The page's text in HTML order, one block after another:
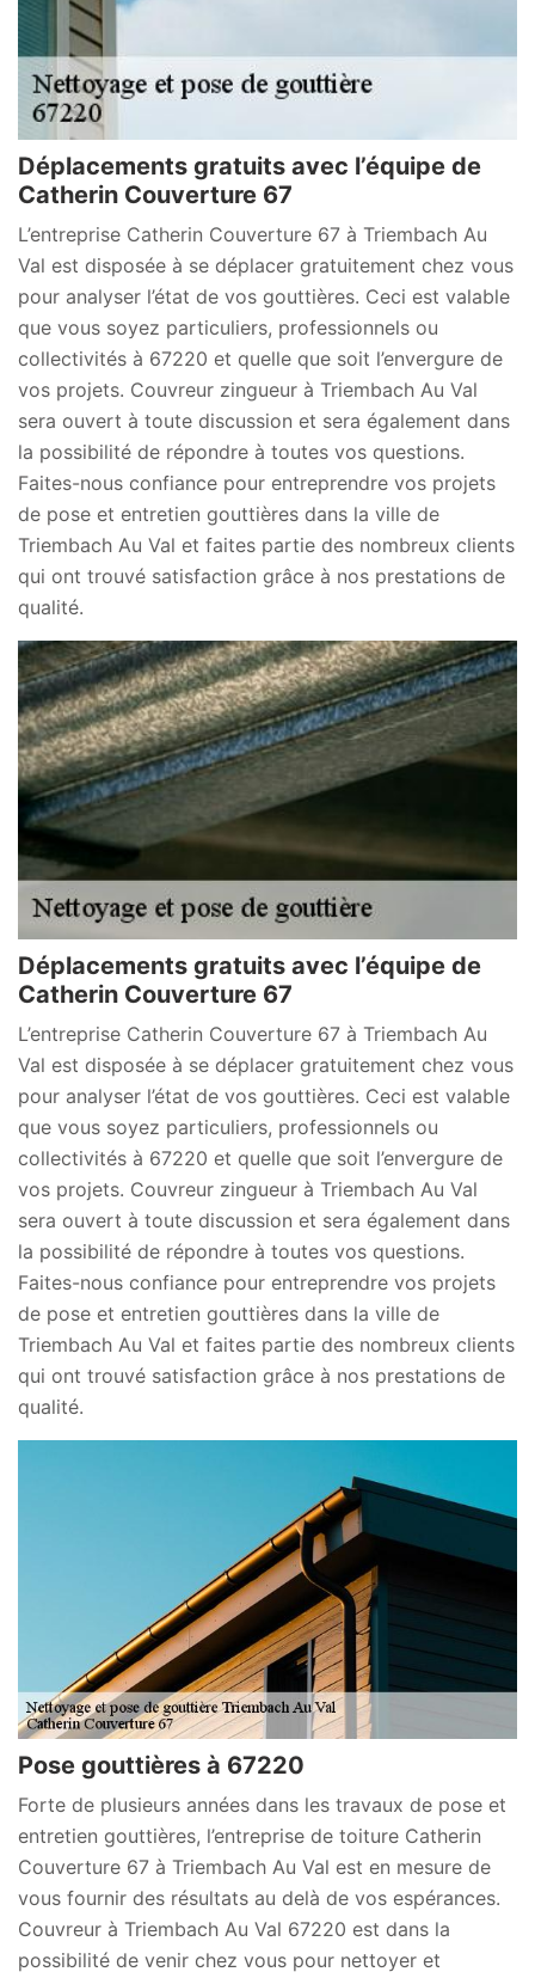
Déplacements gratuits avec l’équipe de
Catherin Couverture 67
L’entreprise Catherin Couverture 67 à Triembach Au
Val est disposée à se déplacer gratuitement chez vous
pour analyser l’état de vos gouttières. Ceci est valable
que vous soyez particuliers, professionnels ou
collectivités à 67220 et quelle que soit l’envergure de
vos projets. Couvreur zingueur à Triembach Au Val
sera ouvert à toute discussion et sera également dans
la possibilité de répondre à toutes vos questions.
Faites-nous confiance pour entreprendre vos projets
de pose et entretien gouttières dans la ville de
Triembach Au Val et faites partie des nombreux clients
qui ont trouvé satisfaction grâce à nos prestations de
qualité.
Déplacements gratuits avec l’équipe de
Catherin Couverture 67
L’entreprise Catherin Couverture 67 à Triembach Au
Val est disposée à se déplacer gratuitement chez vous
pour analyser l’état de vos gouttières. Ceci est valable
que vous soyez particuliers, professionnels ou
collectivités à 67220 et quelle que soit l’envergure de
vos projets. Couvreur zingueur à Triembach Au Val
sera ouvert à toute discussion et sera également dans
la possibilité de répondre à toutes vos questions.
Faites-nous confiance pour entreprendre vos projets
de pose et entretien gouttières dans la ville de
Triembach Au Val et faites partie des nombreux clients
qui ont trouvé satisfaction grâce à nos prestations de
qualité.
Pose gouttières à 67220
Forte de plusieurs années dans les travaux de pose et
entretien gouttières, l’entreprise de toiture Catherin
Couverture 67 à Triembach Au Val est en mesure de
vous fournir des résultats au delà de vos espérances.
Couvreur à Triembach Au Val 67220 est dans la
possibilité de venir chez vous pour nettoyer et